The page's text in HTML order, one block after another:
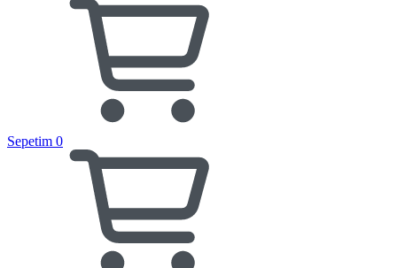
Sepetim 0